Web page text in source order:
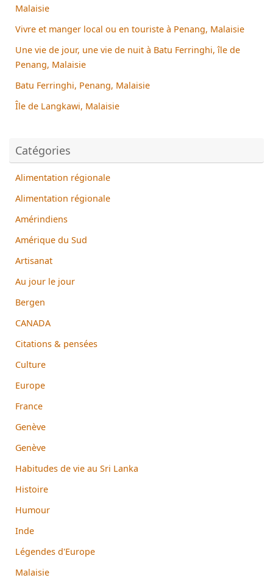
Malaisie
Vivre et manger local ou en touriste à Penang, Malaisie
Une vie de jour, une vie de nuit à Batu Ferringhi, île de
Penang, Malaisie
Batu Ferringhi, Penang, Malaisie
Île de Langkawi, Malaisie
Catégories
Alimentation régionale
Alimentation régionale
Amérindiens
Amérique du Sud
Artisanat
Au jour le jour
Bergen
CANADA
Citations & pensées
Culture
Europe
France
Genève
Genève
Habitudes de vie au Sri Lanka
Histoire
Humour
Inde
Légendes d'Europe
Malaisie